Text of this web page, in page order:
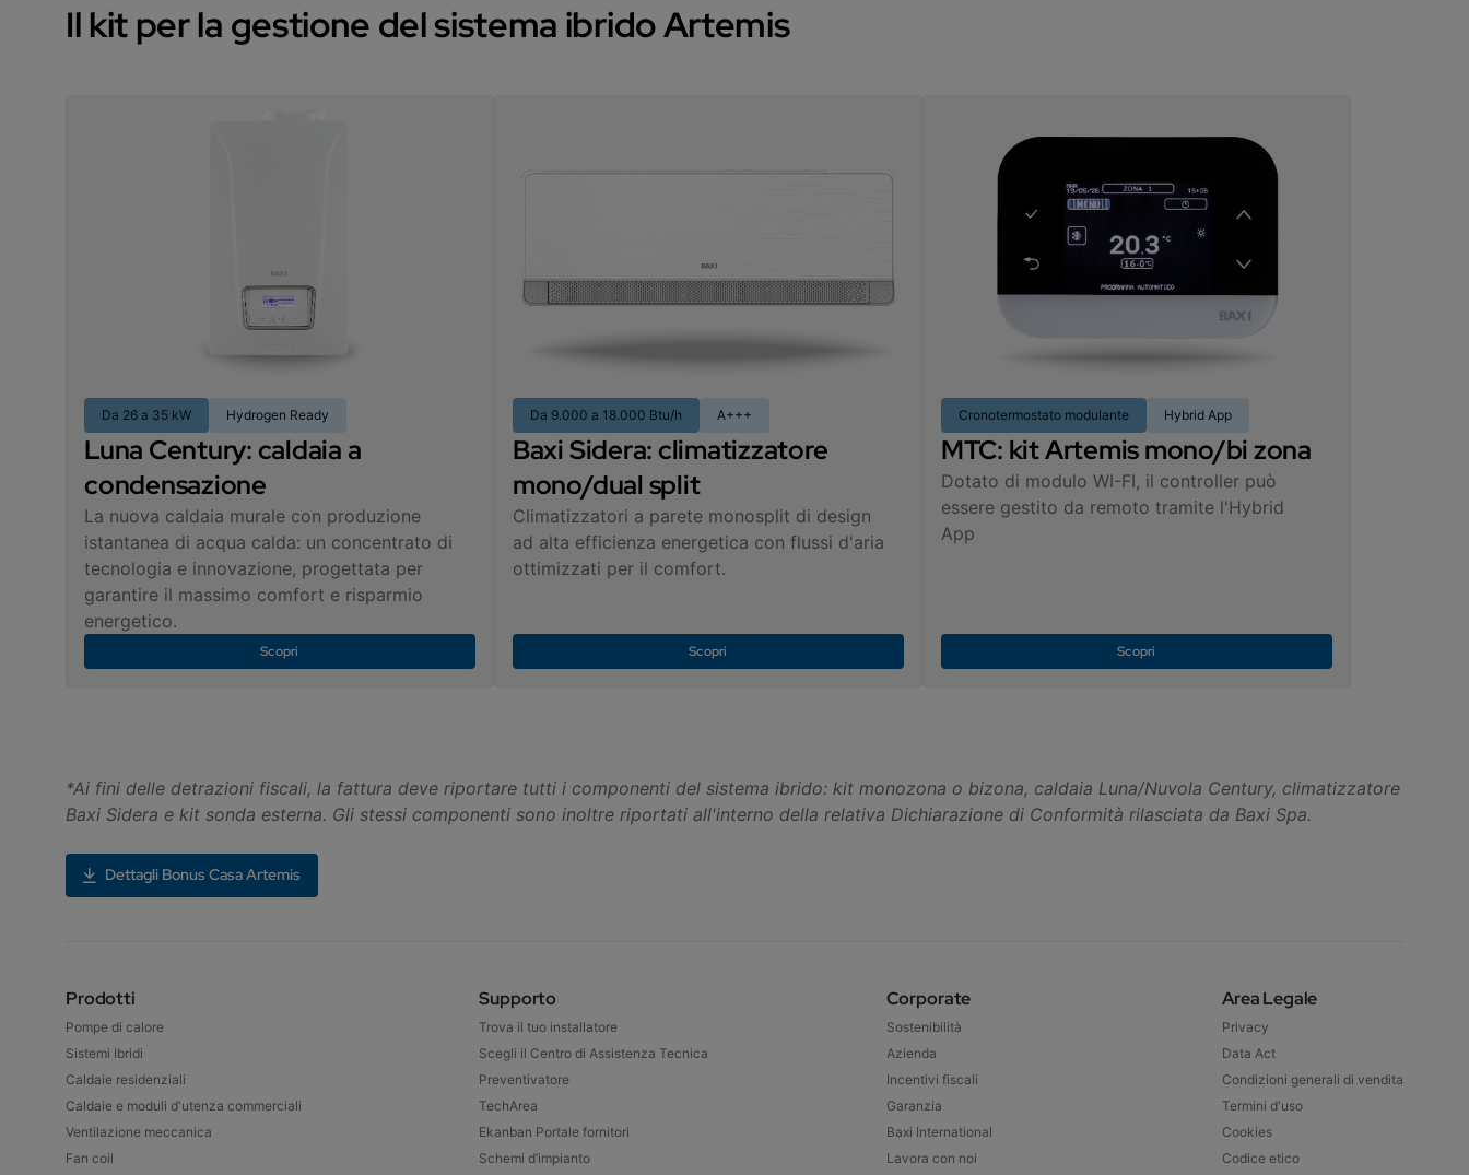
Il kit per la gestione del sistema ibrido Artemis
Da 26 a 35 kW Hydrogen Ready
Luna Century: caldaia a
condensazione
La nuova caldaia murale con produzione
istantanea di acqua calda: un concentrato di
tecnologia e innovazione, progettata per
garantire il massimo comfort e risparmio
energetico.
Scopri
Da 9.000 a 18.000 Btu/h A+++
Baxi Sidera: climatizzatore
mono/dual split
Climatizzatori a parete monosplit di design
ad alta efficienza energetica con flussi d'aria
ottimizzati per il comfort.
Scopri
Cronotermostato modulante Hybrid App
MTC: kit Artemis mono/bi zona
Dotato di modulo WI-FI, il controller può
essere gestito da remoto tramite l'Hybrid
App
Scopri
*Ai fini delle detrazioni fiscali, la fattura deve riportare tutti i componenti del sistema ibrido: kit monozona o bizona, caldaia Luna/Nuvola Century, climatizzatore
Baxi Sidera e kit sonda esterna. Gli stessi componenti sono inoltre riportati all'interno della relativa Dichiarazione di Conformità rilasciata da Baxi Spa.
Dettagli Bonus Casa Artemis
Prodotti
Pompe di calore
Sistemi Ibridi
Caldaie residenziali
Caldaie e moduli d'utenza commerciali
Ventilazione meccanica
Fan coil
Supporto
Trova il tuo installatore
Scegli il Centro di Assistenza Tecnica
Preventivatore
TechArea
Ekanban Portale fornitori
Schemi d’impianto
Corporate
Sostenibilità
Azienda
Incentivi fiscali
Garanzia
Baxi International
Lavora con noi
Area Legale
Privacy
Data Act
Condizioni generali di vendita
Termini d'uso
Cookies
Codice etico